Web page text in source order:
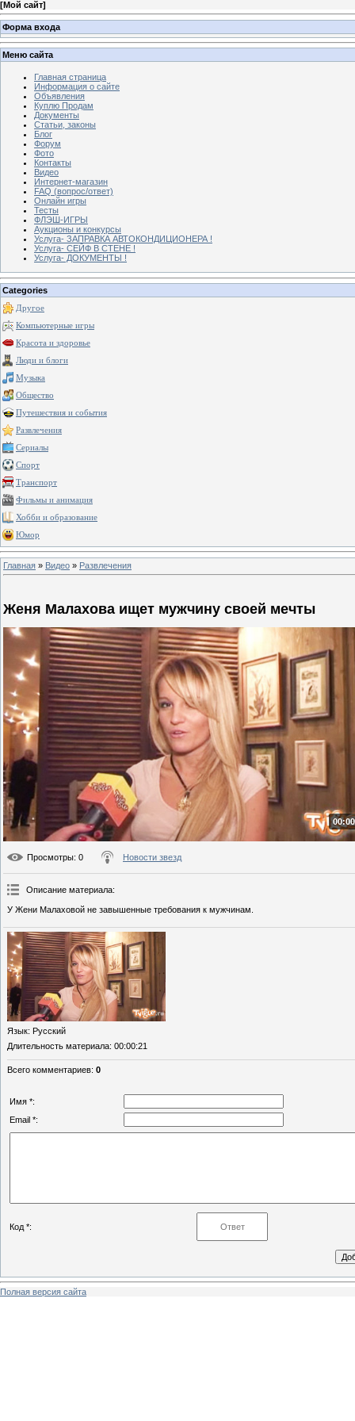
[Мой сайт]
Форма входа
Меню сайта
Главная страница
Информация о сайте
Объявления
Куплю Продам
Документы
Статьи, законы
Блог
Форум
Фото
Контакты
Видео
Интернет-магазин
FAQ (вопрос/ответ)
Онлайн игры
Тесты
ФЛЭШ-ИГРЫ
Аукционы и конкурсы
Услуга- ЗАПРАВКА АВТОКОНДИЦИОНЕРА !
Услуга- СЕЙФ В СТЕНЕ !
Услуга- ДОКУМЕНТЫ !
Categories
Другое
Компьютерные игры
Красота и здоровье
Люди и блоги
Музыка
Общество
Путешествия и события
Развлечения
Сериалы
Спорт
Транспорт
Фильмы и анимация
Хобби и образование
Юмор
Главная » Видео » Развлечения
Женя Малахова ищет мужчину своей мечты
Просмотры: 0 Новости звезд
Описание материала:
У Жени Малаховой не завышенные требования к мужчинам.
Язык: Русский
Длительность материала: 00:00:21
Всего комментариев: 0
Имя *:
Email *:
Код *:
Полная версия сайта